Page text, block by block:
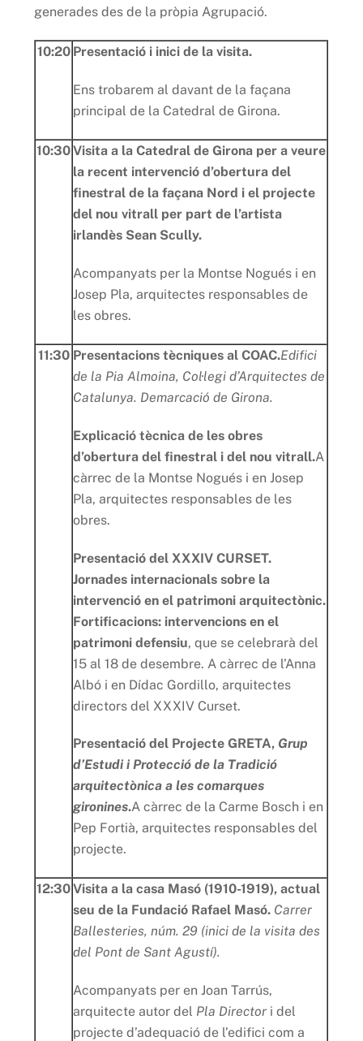
generades des de la pròpia Agrupació.
10:20 Presentació i inici de la visita.
Ens trobarem al davant de la façana
principal de la Catedral de Girona.
10:30Visitaa la Catedral de Girona per a veure
la recent intervenció d’obertura del
finestral de la façana Nord i el projecte
del nou vitrall per part de l’artista
irlandès Sean Scully.
Acompanyats per la Montse Nogués i en
Josep Pla, arquitectes responsables de
les obres.
11:30 Presentacions tècniques al COAC.Edifici
de la Pia Almoina, Col·legi d’Arquitectes de
Catalunya. Demarcació de Girona.
Explicació tècnica de les obres
d’obertura del finestral i del nou vitrall.A
càrrec de la Montse Nogués i en Josep
Pla, arquitectes responsables de les
obres.
Presentació del XXXIV CURSET.
Jornades internacionals sobre la
intervenció en el patrimoni arquitectònic.
Fortificacions: intervencions en el
patrimoni defensiu, que se celebrarà del
15 al 18 de desembre. A càrrec de l’Anna
Albó i en Dídac Gordillo, arquitectes
directors del XXXIV Curset.
Presentació del Projecte GRETA, Grup
d’Estudi i Protecció de la Tradició
arquitectònica a les comarques
gironines.A càrrec de la Carme Bosch i en
Pep Fortià, arquitectes responsables del
projecte.
12:30Visita a la casa Masó (1910-1919), actual
seu de la Fundació Rafael Masó. Carrer
Ballesteries, núm. 29 (inici de la visita des
del Pont de Sant Agustí).
Acompanyats per en Joan Tarrús,
arquitecte autor del Pla Director i del
projecte d’adequació de l’edifici com a